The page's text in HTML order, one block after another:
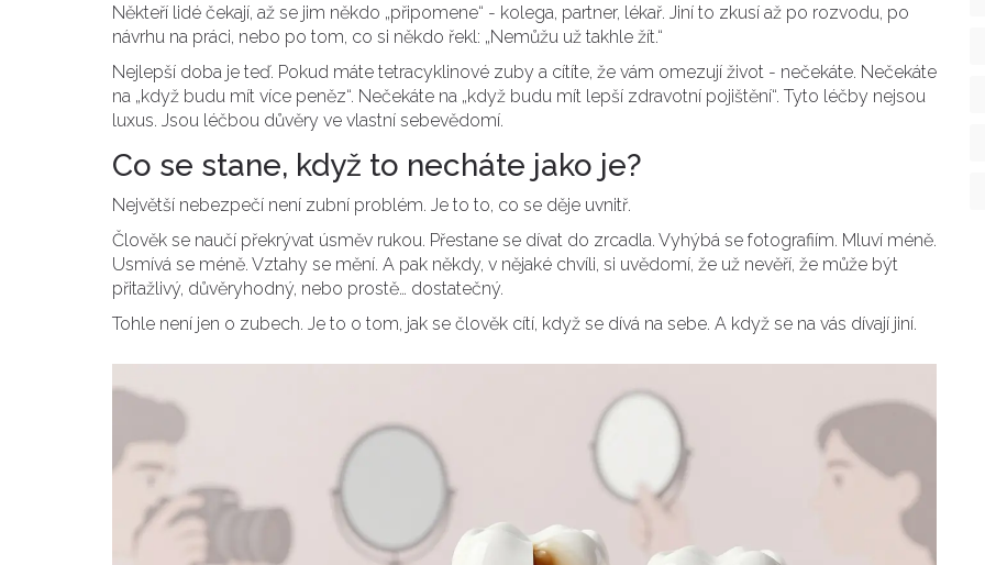
Někteří lidé čekají, až se jim někdo „připomene“ - kolega, partner, lékař. Jiní to zkusí až po rozvodu, po
návrhu na práci, nebo po tom, co si někdo řekl: „Nemůžu už takhle žít.“
Nejlepší doba je teď. Pokud máte tetracyklinové zuby a cítíte, že vám omezují život - nečekáte. Nečekáte
na „když budu mít více peněz“. Nečekáte na „když budu mít lepší zdravotní pojištění“. Tyto léčby nejsou
luxus. Jsou léčbou důvěry ve vlastní sebevědomí.
Co se stane, když to necháte jako je?
Největší nebezpečí není zubní problém. Je to to, co se děje uvnitř.
Člověk se naučí překrývat úsměv rukou. Přestane se dívat do zrcadla. Vyhýbá se fotografiím. Mluví méně.
Usmívá se méně. Vztahy se mění. A pak někdy, v nějaké chvíli, si uvědomí, že už nevěří, že může být
přitažlivý, důvěryhodný, nebo prostě… dostatečný.
Tohle není jen o zubech. Je to o tom, jak se člověk cítí, když se dívá na sebe. A když se na vás dívají jiní.